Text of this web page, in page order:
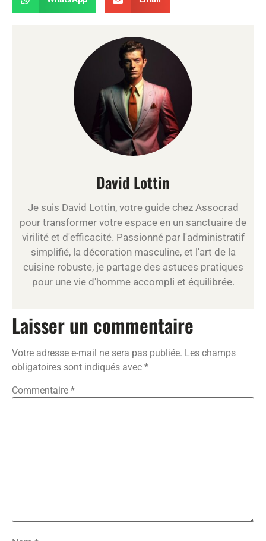
David Lottin
Je suis David Lottin, votre guide chez Assocrad
pour transformer votre espace en un sanctuaire de
virilité et d'efficacité. Passionné par l'administratif
simplifié, la décoration masculine, et l'art de la
cuisine robuste, je partage des astuces pratiques
pour une vie d'homme accompli et équilibrée.
Laisser un commentaire
Votre adresse e-mail ne sera pas publiée. Les champs
obligatoires sont indiqués avec *
Commentaire *